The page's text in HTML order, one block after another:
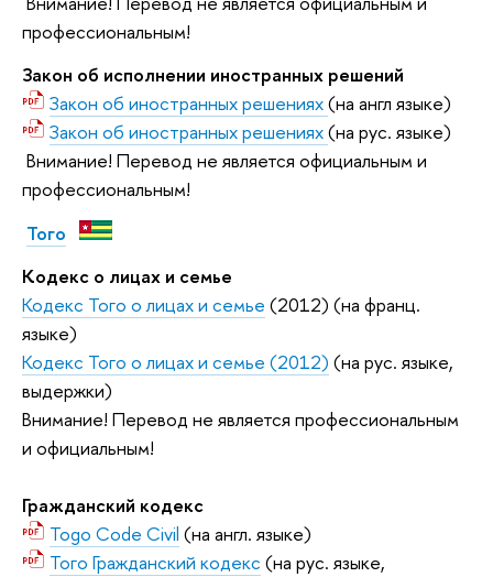
профессиональным!
Закон об исполнении иностранных решений
Закон об иностранных решениях(на англ языке)
Закон об иностранных решениях(на рус. языке)
Внимание! Перевод не является официальным и
профессиональным!
Того
Кодекс о лицах и семье
Кодекс Того о лицах и семье (2012) (на франц.
языке)
Кодекс Того о лицах и семье (2012) (на рус. языке,
выдержки)
Внимание! Перевод не является профессиональным
и официальным!
Гражданский кодекс
Togo Code Civil (на англ. языке)
Того Гражданский кодекс (на рус. языке,